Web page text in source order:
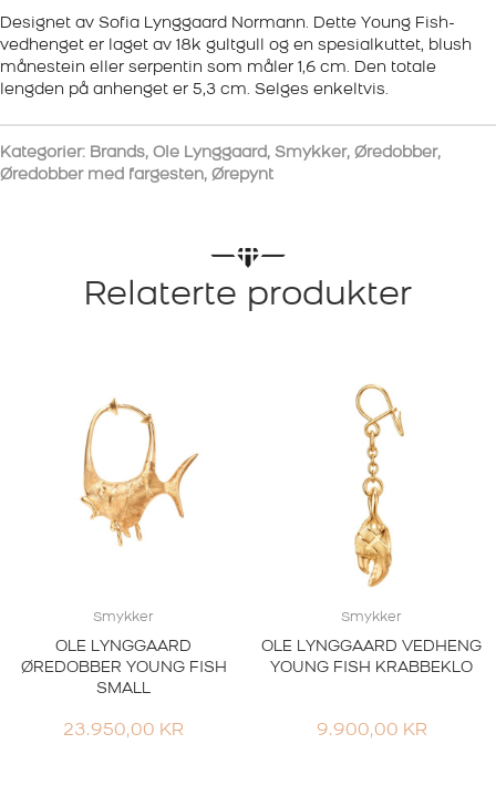
Designet av Sofia Lynggaard Normann. Dette Young Fish-
vedhenget er laget av 18k gultgull og en spesialkuttet, blush
månestein eller serpentin som måler 1,6 cm. Den totale
lengden på anhenget er 5,3 cm. Selges enkeltvis.
Kategorier: Brands, Ole Lynggaard, Smykker, Øredobber,
Øredobber med fargesten, Ørepynt
Relaterte produkter
Smykker
OLE LYNGGAARD
ØREDOBBER YOUNG FISH
SMALL
23.950,00 KR
Smykker
OLE LYNGGAARD VEDHENG
YOUNG FISH KRABBEKLO
9.900,00 KR